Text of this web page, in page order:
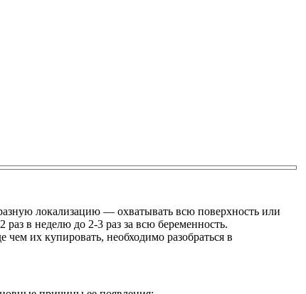
локализацию — охватывать всю поверхность или
в неделю до 2-3 раз за всю беременность.
их купировать, необходимо разобраться в